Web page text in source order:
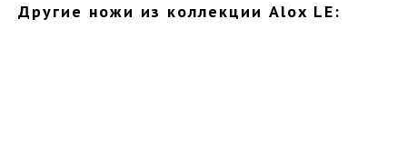
Другие ножи из коллекции Alox LE: